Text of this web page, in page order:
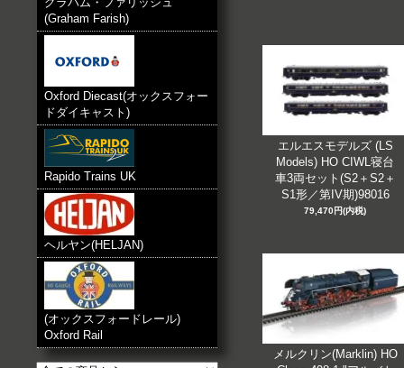
(Graham Farish)
Oxford Diecast(オックスフォー
ドダイキャスト)
Rapido Trains UK
ヘルヤン(HELJAN)
(オックスフォードレール)
Oxford Rail
エルエスモデルズ (LS
Models) HO CIWL寝台
車3両セット(S2＋S2＋
S1形／第IV期)98016
79,470円(内税)
メルクリン(Marklin) HO